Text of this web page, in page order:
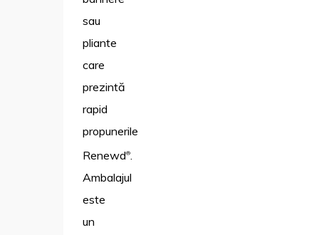
sau
pliante
care
prezintă
rapid
propunerile
Renewd®.
Ambalajul
este
un